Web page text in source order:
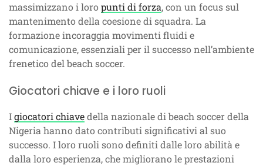
massimizzano i loro punti di forza, con un focus sul
mantenimento della coesione di squadra. La
formazione incoraggia movimenti fluidi e
comunicazione, essenziali per il successo nell’ambiente
frenetico del beach soccer.
Giocatori chiave e i loro ruoli
Igiocatori chiavedella nazionale di beach soccer della
Nigeria hanno dato contributi significativi al suo
successo. I loro ruoli sono definiti dalle loro abilità e
dalla loro esperienza, che migliorano le prestazioni